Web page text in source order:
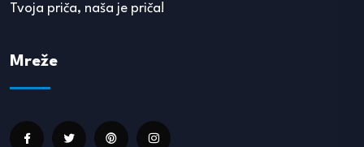
Tvoja priča, naša je priča!
Mreže